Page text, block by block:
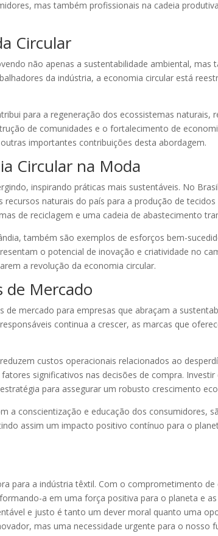
mas também profissionais na cadeia
Circular
não apenas a sustentabilidade ambiental, mas
da indústria, a economia circular está
para a regeneração dos ecossistemas naturais,
de comunidades e o fortalecimento de
importantes contribuições desta abordagem.
Circular na Moda
inspirando práticas mais sustentáveis. No
naturais do país para a produção de tecidos
de reciclagem e uma cadeia de abastecimento
também são exemplos de esforços bem-
o potencial de inovação e criatividade no
a revolução da economia circular.
de Mercado
mercado para empresas que abraçam a
continua a crescer, as marcas que
custos operacionais relacionados ao
significativos nas decisões de compra.
para assegurar um robusto crescimento
a conscientização e educação dos consumidores,
assim um impacto positivo contínuo para o
para a indústria têxtil. Com o comprometimento
a em uma força positiva para o planeta e
e justo é tanto um dever moral quanto uma
mas uma necessidade urgente para o nosso